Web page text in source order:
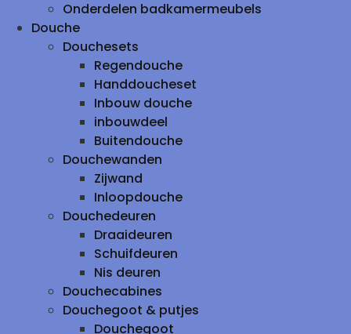
Onderdelen badkamermeubels
Douche
Douchesets
Regendouche
Handdoucheset
Inbouw douche
inbouwdeel
Buitendouche
Douchewanden
Zijwand
Inloopdouche
Douchedeuren
Draaideuren
Schuifdeuren
Nis deuren
Douchecabines
Douchegoot & putjes
Douchegoot